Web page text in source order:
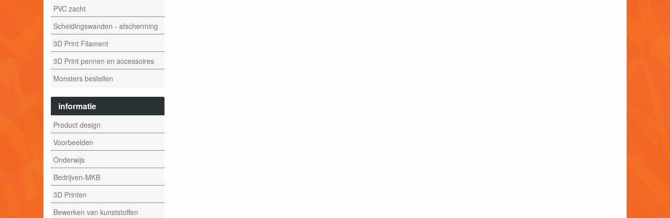
PVC zacht
Scheidingswanden - afscherming
3D Print Filament
3D Print pennen en accessoires
Monsters bestellen
informatie
Product design
Voorbeelden
Onderwijs
Bedrijven-MKB
3D Printen
Bewerken van kunststoffen